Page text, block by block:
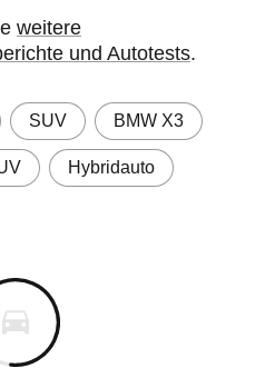
weitere
und Autotests.
SUV BMW X3
Hybridauto